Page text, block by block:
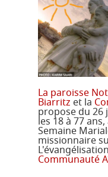
La paroisse
Biarritz et la
propose du 26
les 18 à 77
Semaine
missionnaire
Communauté